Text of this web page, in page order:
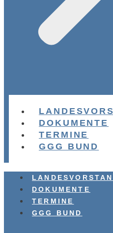
DOKUMENTE
TERMINE
GGG BUND
DOKUMENTE
TERMINE
GGG BUND